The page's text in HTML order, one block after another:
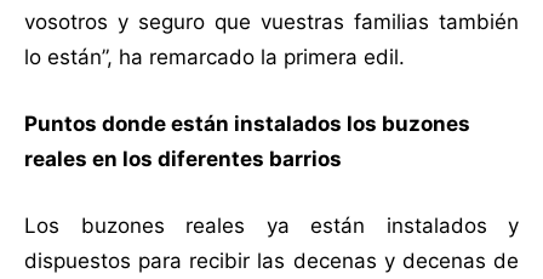
vosotros y seguro que vuestras familias también
lo están”, ha remarcado la primera edil.
Puntos donde están instalados los buzones
reales en los diferentes barrios
Los buzones reales ya están instalados y
dispuestos para recibir las decenas y decenas de